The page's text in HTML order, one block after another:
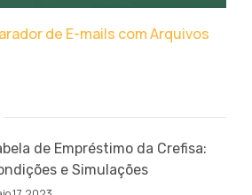
de E-mails com Arquivos
de Empréstimo da Crefisa:
e Simulações